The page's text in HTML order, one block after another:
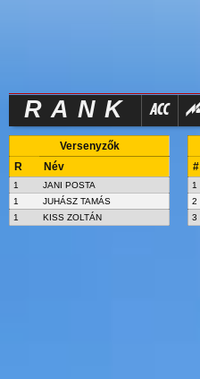
RANK
Versenyzők
R
Név
1
JANI POSTA
1
JUHÁSZ TAMÁS
1
KISS ZOLTÁN
#
1
2
3